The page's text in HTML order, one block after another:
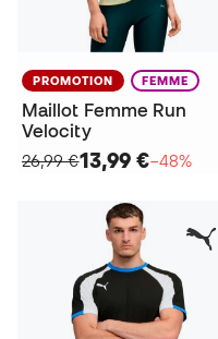
PROMOTION FEMME
Maillot Femme Run
Velocity
26,99 €13,99 €−48%